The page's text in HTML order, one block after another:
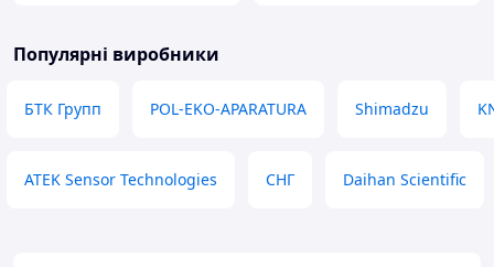
Популярні виробники
БТК Групп POL-EKO-APARATURA Shimadzu
ATEK Sensor Technologies СНГ Daihan Scientific